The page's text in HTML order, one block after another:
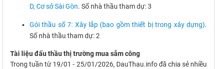
D, Cơ sở Sài Gòn. Số nhà thầu tham dự: 3
Gói thầu số 7: Xây lắp (bao gồm thiết bị trong xây dựng).
Số nhà thầu tham dự: 2
Tài liệu đấu thầu thị trường mua sắm công
Trong tuần từ 19/01 - 25/01/2026, DauThau.info đã chia sẻ nhiều